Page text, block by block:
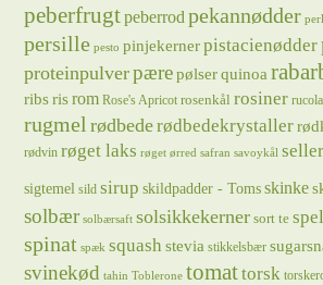
peberfrugtpeberrodpekannødder
persille pesto pinjekerner pistacienødder
proteinpulverpære pølser quinoa
ribs risrom Rose's Apricot rosenkål rosiner rucola
rugmel rødbederødbedekrystaller
rødvin røget laks røget ørred safran savoykål
sigtemel sild sirup skildpadder - Toms skinke
solbær solbærsaft solsikkekerner sort te
spinat spæk squash stevia stikkelsbær
svinekød tahin Toblerone tomattorsk